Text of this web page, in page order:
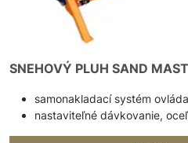
SNEHOVÝ PLUH SAND
samonakladací systém
nastaviteľné dávkovanie,